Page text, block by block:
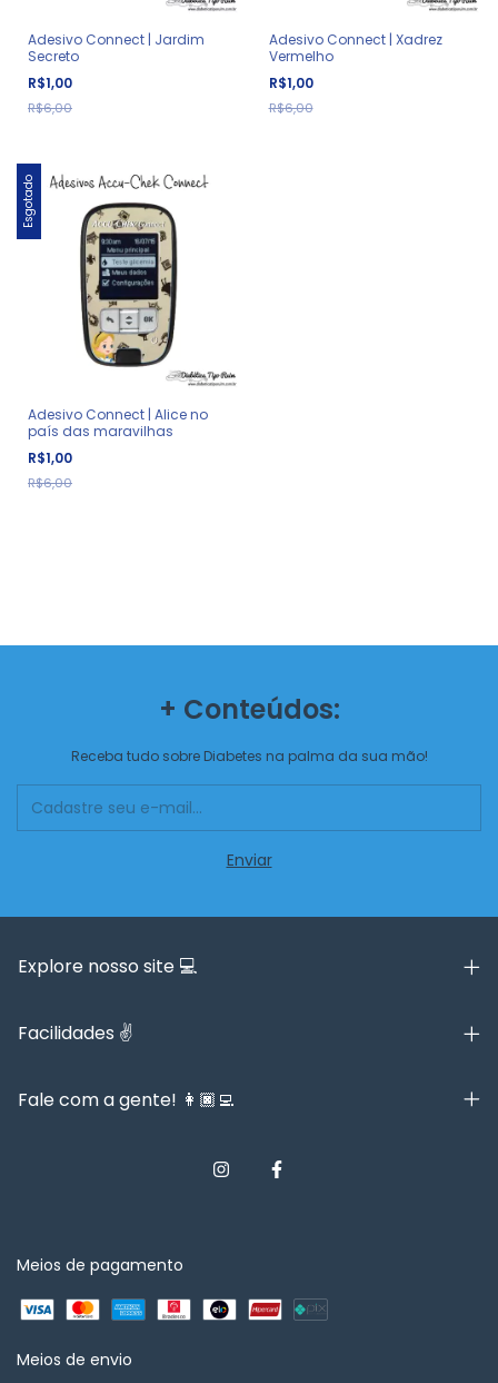
Adesivo Connect | Jardim
Secreto
R$1,00
R$6,00
Adesivo Connect | Xadrez
Vermelho
R$1,00
R$6,00
Esgotado
Adesivo Connect | Alice no
país das maravilhas
R$1,00
R$6,00
+ Conteúdos:
Receba tudo sobre Diabetes na palma da sua mão!
Explore nosso site 💻
Facilidades ✌️
Fale com a gente! 👩🏿‍💻
Meios de pagamento
Meios de envio